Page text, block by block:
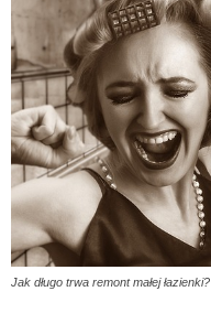
Jak długo trwa remont małej łazienki?